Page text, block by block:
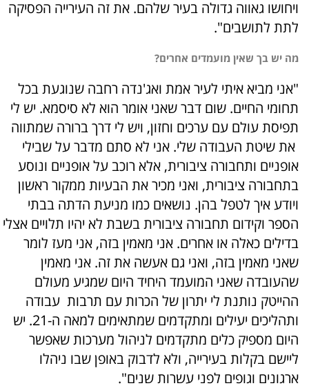
ויחושו גאווה גדולה בעיר שלהם. את זה העירייה הפסיקה
לתת לתושבים".
מה יש בך שאין מועמדים אחרים?
"אני מביא איתי לעיר אמת ואג'נדה רחבה שנוגעת בכל
תחומי החיים. שום דבר שאני אומר הוא לא סיסמא. יש לי
תפיסת עולם עם ערכים וחזון, ויש לי דרך ברורה שמתווה
את שיטת העבודה שלי. אני לא סתם מדבר על שבילי
אופניים ותחבורה ציבורית, אלא רוכב על אופניים ונוסע
בתחבורה ציבורית, ואני מכיר את הבעיות ממקור ראשון
ויודע איך לטפל בהן. נושאים כמו מניעת הדתה בבתי
הספר וקידום תחבורה ציבורית בשבת לא יהיו תלויים אצלי
בדילים כאלה או אחרים. אני מאמין בזה, אני מעז לומר
שאני מאמין בזה, ואני גם אעשה את זה. אני מאמין
שהעובדה שאני המועמד היחיד היום שמגיע מעולם
ההייטק נותנת לי יתרון של הכרות עם תרבות עבודה
ותהליכים יעילים ומתקדמים שמתאימים למאה ה-21. יש
היום מספיק כלים מתקדמים לניהול מערכות שאפשר
ליישם בקלות בעירייה, ולא לדבוק באופן שבו ניהלו
ארגונים וגופים לפני עשרות שנים".